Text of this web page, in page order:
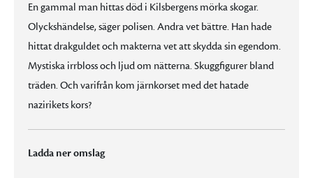
En gammal man hittas död i Kilsbergens mörka skogar.
Olyckshändelse, säger polisen. Andra vet bättre. Han hade
hittat drakguldet och makterna vet att skydda sin egendom.
Mystiska irrbloss och ljud om nätterna. Skuggfigurer bland
träden. Och varifrån kom järnkorset med det hatade
nazirikets kors?
Ladda ner omslag